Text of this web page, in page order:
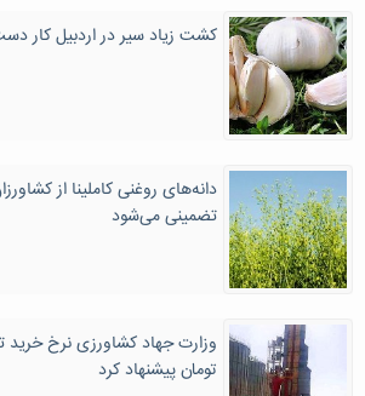
کشت زیاد سیر در اردبیل کار
دانه‌های روغنی کاملینا از
تضمینی می‌شود
تومان پیشنهاد کرد